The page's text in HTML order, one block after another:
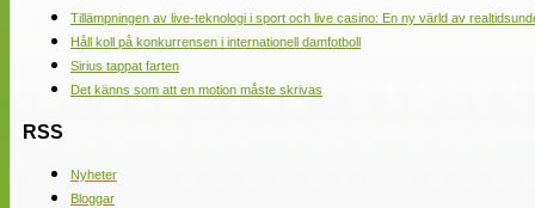
Tillämpningen av live-teknologi i sport och live casino: En ny värld av
Håll koll på konkurrensen i internationell damfotboll
Sirius tappat farten
Det känns som att en motion måste skrivas
RSS
Nyheter
Bloggar